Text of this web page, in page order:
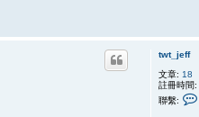
twt_jeff
文章: 18
註冊時間:
聯繫: